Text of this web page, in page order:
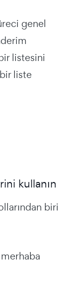
genel
listesini
liste
kullanın
biri